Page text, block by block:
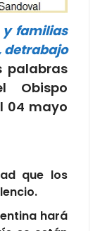
y familias
detrabajo
palabras
Obispo
04 mayo
que los
hará